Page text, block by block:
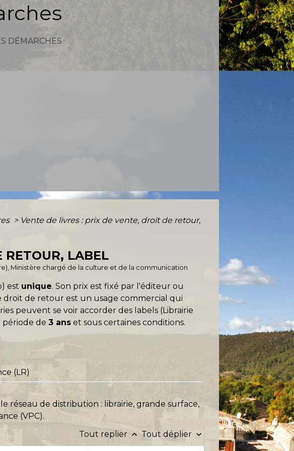
DÉMARCHES
> Vente de livres : prix de vente, droit de retour,
RETOUR, LABEL
Ministère chargé de la culture et de la communication
est unique. Son prix est fixé par l'éditeur ou
droit de retour est un usage commercial qui
peuvent se voir accorder des labels (Librairie
période de3 ans et sous certaines conditions.
(LR)
réseau de distribution : librairie, grande surface,
(VPC).
Tout replier keyboard_arrow_up Tout déplier keyboard_arrow_down